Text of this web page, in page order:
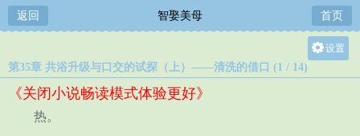
返回 智娶美母 首页
设置
第35章 共浴升级与口交的试探（上）——清洗的借口 (1 / 14)
《关闭小说畅读模式体验更好》
热。